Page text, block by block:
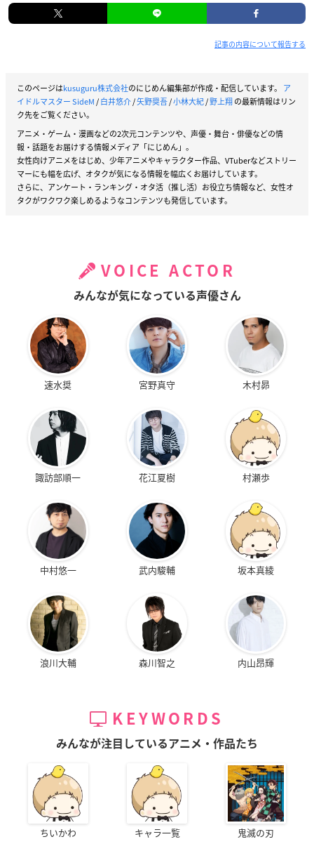
記事の内容について報告する
このページはkusuguru株式会社のにじめん編集部が作成・配信しています。 ア
イドルマスター SideM/白井悠介/矢野奨吾/小林大紀/野上翔の最新情報はリン
ク先をご覧ください。
アニメ・ゲーム・漫画などの2次元コンテンツや、声優・舞台・俳優などの情
報・話題をお届けする情報メディア「にじめん」。
女性向けアニメをはじめ、少年アニメやキャラクター作品、VTuberなどストリー
マーにも幅を広げ、オタクが気になる情報を幅広くお届けしています。
さらに、アンケート・ランキング・オタ活（推し活）お役立ち情報など、女性オ
タクがワクワク楽しめるようなコンテンツも発信しています。
VOICE ACTOR
みんなが気になっている声優さん
速水奨 宮野真守 木村昴
諏訪部順一 花江夏樹 村瀬歩
中村悠一 武内駿輔 坂本真綾
浪川大輔 森川智之 内山昂輝
KEYWORDS
みんなが注目しているアニメ・作品たち
ちいかわ キャラ一覧 鬼滅の刃